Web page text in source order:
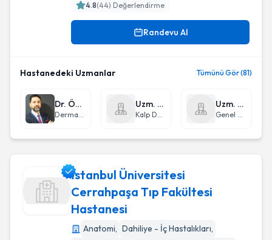
4.8(44) Değerlendirme
Randevu Al
Hastanedeki Uzmanlar Tümünü Gör (81)
Dr. Öğr. Üyesi Ercan Karabacak
Dermatoloji
Uzm. Dr. İbrahim Alp
Kalp Damar Cerrahisi
Uzm. Dr. Meshut Gülderen
Genel Cerrahi
İstanbul Üniversitesi Cerrahpaşa Tıp Fakültesi Hastanesi
İstanbul Üniversitesi
Cerrahpaşa Tıp Fakültesi
Hastanesi
Anatomi, Dahiliye - İç Hastalıkları,